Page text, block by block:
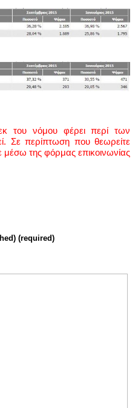
του νόμου φέρει περί των
Σε περίπτωση που θεωρείτε
της φόρμας επικοινωνίας
(required)